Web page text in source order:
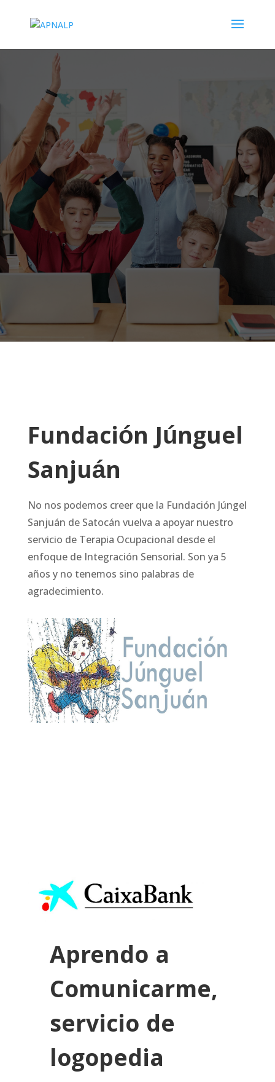
APNALP
Asociación de Familias de Personas
con Autismo de Las Palmas
Fundación Júnguel
Sanjuán
No nos podemos creer que la Fundación Júngel
Sanjuán de Satocán vuelva a apoyar nuestro
servicio de Terapia Ocupacional desde el
enfoque de Integración Sensorial. Son ya 5
años y no tenemos sino palabras de
agradecimiento.
Aprendo a
Comunicarme,
servicio de
logopedia